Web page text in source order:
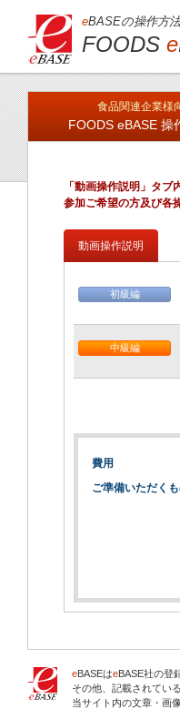
eBASEの操作方
FOODS e
食品関連企業様
FOODS eBASE 操
「動画操作説明」タ
参加ご希望の方及び各
動画操作説明
初級編
中級編
費用
ご準備いただく
eBASEはeBASE社の登
その他、記載されてい
当サイト内の文章・画